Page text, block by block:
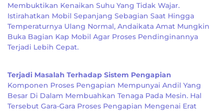
Membuktikan Kenaikan Suhu Yang Tidak Wajar.
Istirahatkan Mobil Sepanjang Sebagian Saat Hingga
Temperaturnya Ulang Normal, Andaikata Amat Mungkin
Buka Bagian Kap Mobil Agar Proses Pendinginannya
Terjadi Lebih Cepat.
Terjadi Masalah Terhadap Sistem Pengapian
Komponen Proses Pengapian Mempunyai Andil Yang
Besar Di Dalam Membuahkan Tenaga Pada Mesin. Hal
Tersebut Gara-Gara Proses Pengapian Mengenai Erat